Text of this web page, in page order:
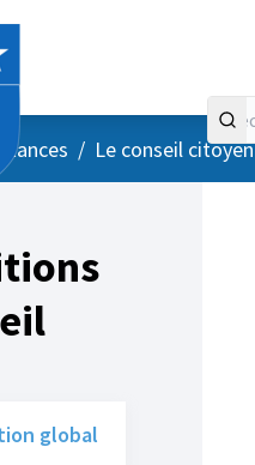
/ Le conseil citoyen
global